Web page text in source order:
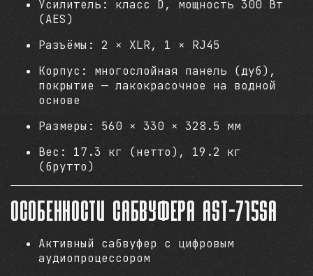
Усилитель: класс D, мощность 300 Вт
(AES)
Разъёмы: 2 × XLR, 1 × RJ45
Корпус: многослойная панель (дуб),
покрытие — лакокрасочное на водной
основе
Размеры: 560 × 330 × 328.5 мм
Вес: 17.3 кг (нетто), 19.2 кг
(брутто)
Особенности сабвуфера AST-715SA
Активный сабвуфер с цифровым
аудиопроцессором